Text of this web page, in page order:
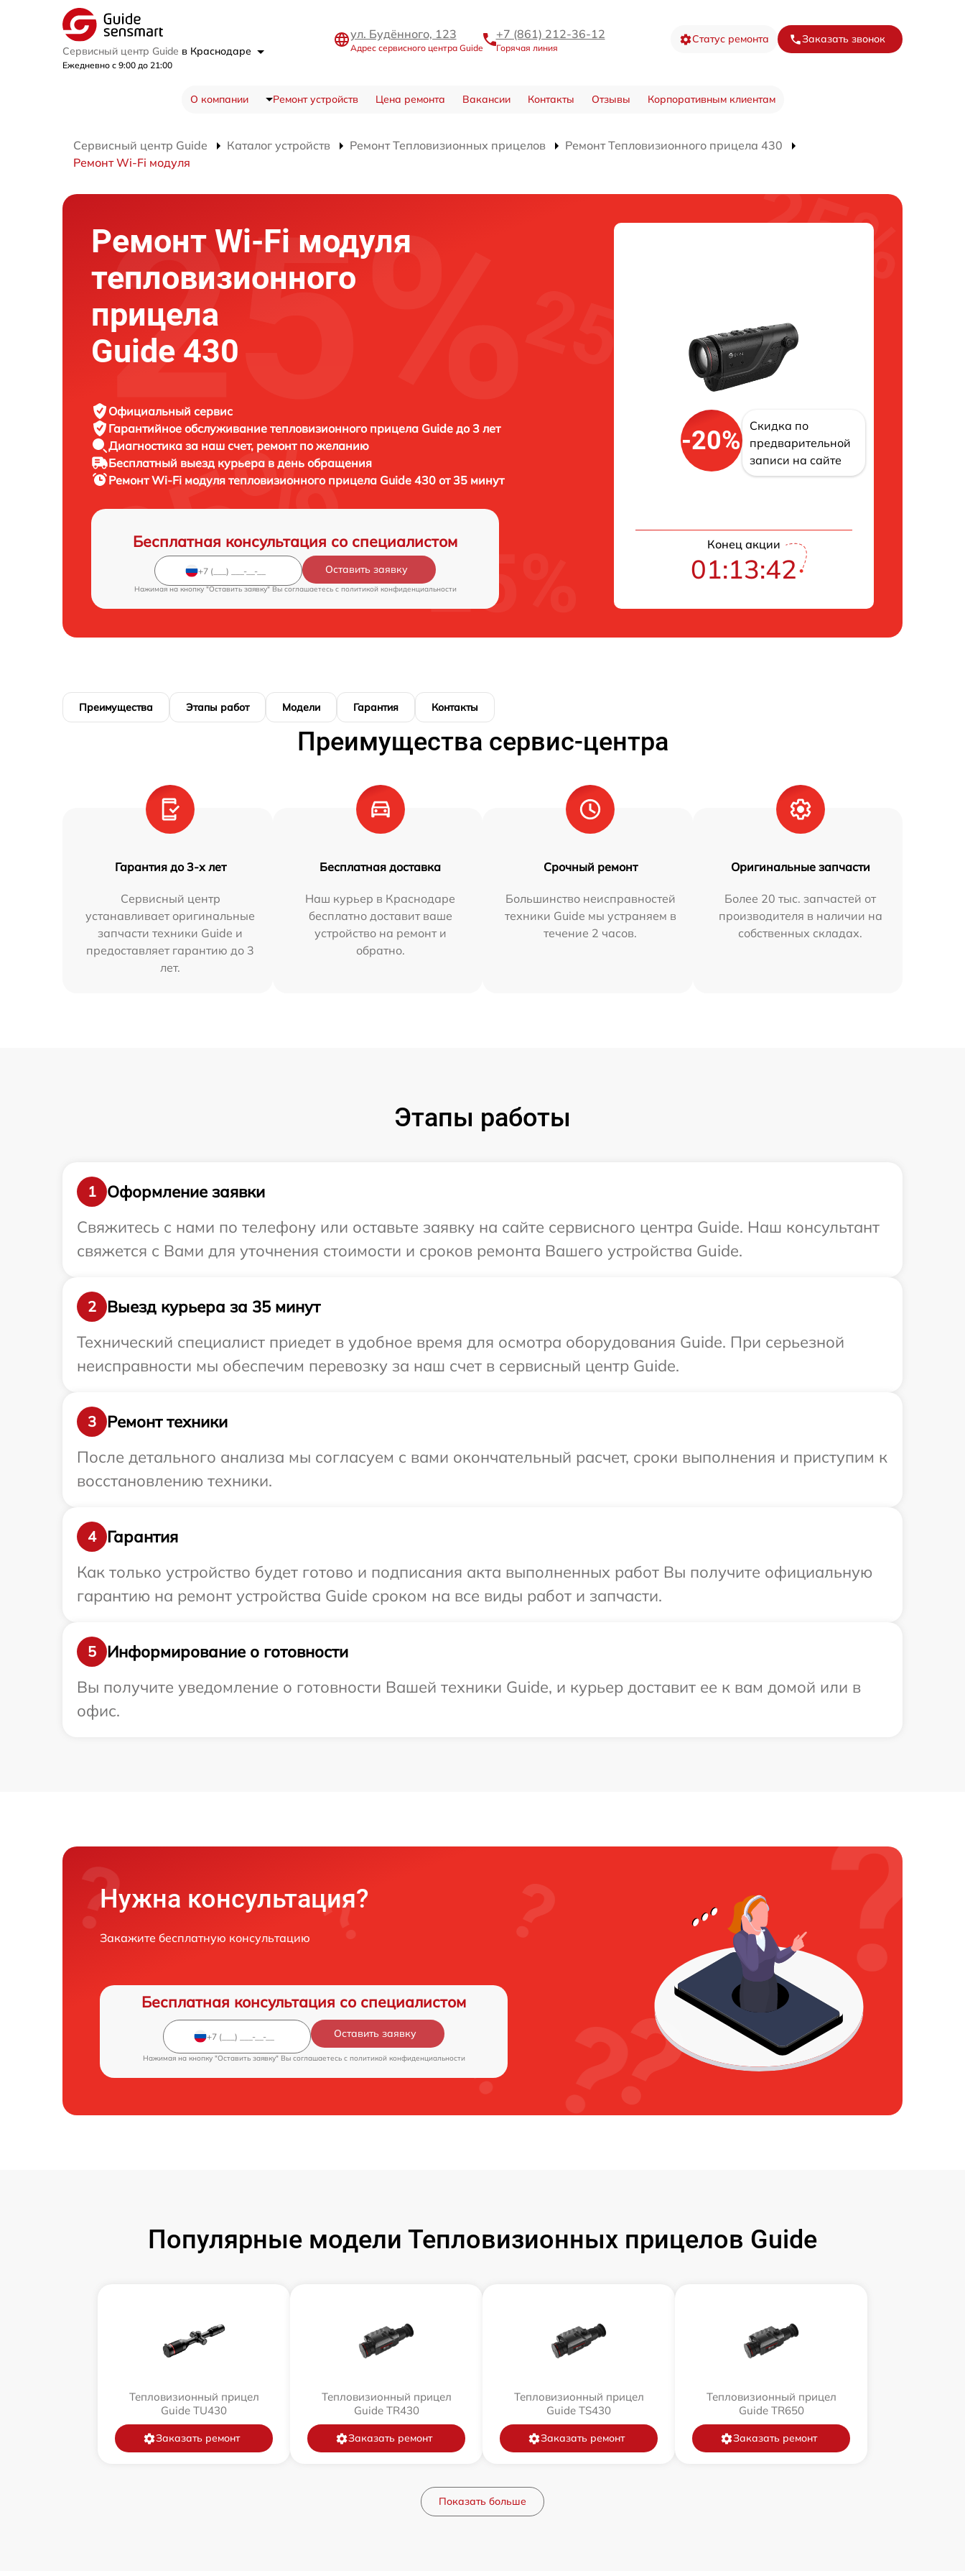
Сервисный центр Guide в Краснодаре
Ежедневно с 9:00 до 21:00
ул. Будённого, 123
Адрес сервисного центра Guide
+7 (861) 212-36-12
Горячая линия
Статус ремонта Заказать звонок
О компании Ремонт устройств Цена ремонта Вакансии Контакты Отзывы Корпоративным клиентам
Сервисный центр Guide Каталог устройств Ремонт Тепловизионных прицелов
Ремонт Тепловизионного прицела 430
Ремонт Wi-Fi модуля
Ремонт Wi-Fi модуля
тепловизионного
прицела
Guide 430
Официальный сервис
Гарантийное обслуживание тепловизионного прицела Guide до 3 лет
Диагностика за наш счет, ремонт по желанию
Бесплатный выезд курьера в день обращения
Ремонт Wi-Fi модуля тепловизионного прицела Guide 430 от 35 минут
Бесплатная консультация со специалистом
Оставить заявку
Нажимая на кнопку "Оставить заявку" Вы соглашаетесь c политикой конфиденциальности
-20%
Скидка по
предварительной
записи на сайте
Конец акции
01:13:41
Преимущества Этапы работ Модели Гарантия Контакты
Преимущества сервис-центра
Гарантия до 3-х лет
Сервисный центр
устанавливает оригинальные
запчасти техники Guide и
предоставляет гарантию до 3
лет.
Бесплатная доставка
Наш курьер в Краснодаре
бесплатно доставит ваше
устройство на ремонт и
обратно.
Срочный ремонт
Большинство неисправностей
техники Guide мы устраняем в
течение 2 часов.
Оригинальные запчасти
Более 20 тыс. запчастей от
производителя в наличии на
собственных складах.
Этапы работы
1
Оформление заявки
Свяжитесь с нами по телефону или оставьте заявку на сайте сервисного центра Guide. Наш консультант
свяжется с Вами для уточнения стоимости и сроков ремонта Вашего устройства Guide.
2
Выезд курьера за 35 минут
Технический специалист приедет в удобное время для осмотра оборудования Guide. При серьезной
неисправности мы обеспечим перевозку за наш счет в сервисный центр Guide.
3
Ремонт техники
После детального анализа мы согласуем с вами окончательный расчет, сроки выполнения и приступим к
восстановлению техники.
4
Гарантия
Как только устройство будет готово и подписания акта выполненных работ Вы получите официальную
гарантию на ремонт устройства Guide сроком на все виды работ и запчасти.
5
Информирование о готовности
Вы получите уведомление о готовности Вашей техники Guide, и курьер доставит ее к вам домой или в
офис.
Нужна консультация?
Закажите бесплатную консультацию
Бесплатная консультация со специалистом
Оставить заявку
Нажимая на кнопку "Оставить заявку" Вы соглашаетесь c политикой конфиденциальности
Популярные модели Тепловизионных прицелов Guide
Тепловизионный прицел
Guide TU430
Заказать ремонт
Тепловизионный прицел
Guide TR430
Заказать ремонт
Тепловизионный прицел
Guide TS430
Заказать ремонт
Тепловизионный прицел
Guide TR650
Заказать ремонт
Показать больше